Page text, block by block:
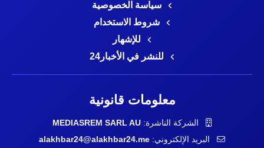
سياسة الخصوصية
شروط الاستخدام
للإشهار
للنشر في الأخبار24
معلومات قانونية
الشركة الناشرة:MEDIASREM SARL AU
البريد الإلكتروني: alakhbar24@alakhbar24.me